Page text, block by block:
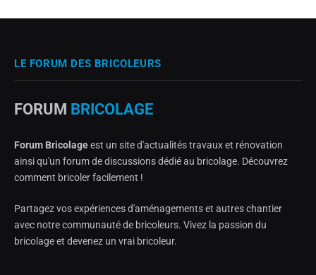
LE FORUM DES BRICOLEURS
FORUM BRICOLAGE
Forum Bricolageest un site d'actualités travaux et rénovation
ainsi qu'un forum de discussions dédié au bricolage. Découvrez
comment bricoler facilement !
Partagez vos expériences d'aménagements et autres chantier
avec notre communauté de bricoleurs. Vivez la passion du
bricolage et devenez un vrai bricoleur.